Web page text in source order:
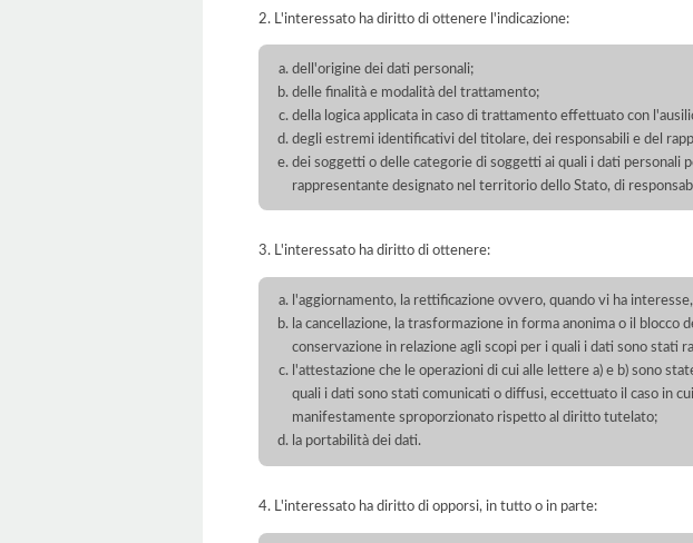
2. L'interessato ha diritto di ottenere l'indicazione:
dell'origine dei dati personali;
delle finalità e modalità del trattamento;
della logica applicata in caso di trattamento effettuato con
degli estremi identificativi del titolare, dei responsabili e del
dei soggetti o delle categorie di soggetti ai quali i dati personali
rappresentante designato nel territorio dello Stato, di
3. L'interessato ha diritto di ottenere:
l'aggiornamento, la rettificazione ovvero, quando vi ha
la cancellazione, la trasformazione in forma anonima o il
conservazione in relazione agli scopi per i quali i dati sono stati
l'attestazione che le operazioni di cui alle lettere a) e b) sono
quali i dati sono stati comunicati o diffusi, eccettuato il caso in
manifestamente sproporzionato rispetto al diritto tutelato;
la portabilità dei dati.
4. L'interessato ha diritto di opporsi, in tutto o in parte: